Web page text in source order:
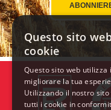
Questo sito
cookie
Questo sito web utilizza
migliorare la tua
Utilizzando il nostro sito
tutti i cookie in